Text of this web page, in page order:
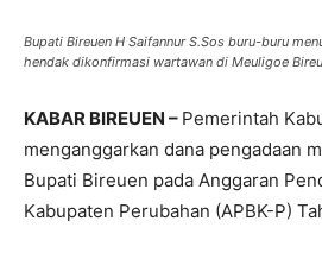
Bupati Bireuen H Saifannur S.Sos buru-buru
hendak dikonfirmasi wartawan di Meuligoe
KABAR BIREUEN – Pemerintah
menganggarkan dana pengadaan
Bupati Bireuen pada Anggaran
Kabupaten Perubahan (APBK-P)